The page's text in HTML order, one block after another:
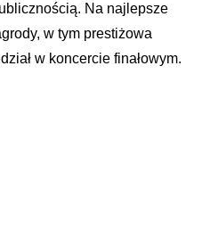
Na najlepsze
w tym prestiżowa
w koncercie finałowym.